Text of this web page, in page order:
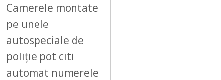
Camerele montate
pe unele
autospeciale de
poliție pot citi
automat numerele